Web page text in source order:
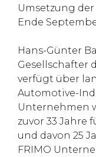
Umsetzung
Ende
Hans-Günter
Gesellschafter
verfügt über
Automotive-
Unternehmen
zuvor 33 Jahre
und davon 25
FRIMO